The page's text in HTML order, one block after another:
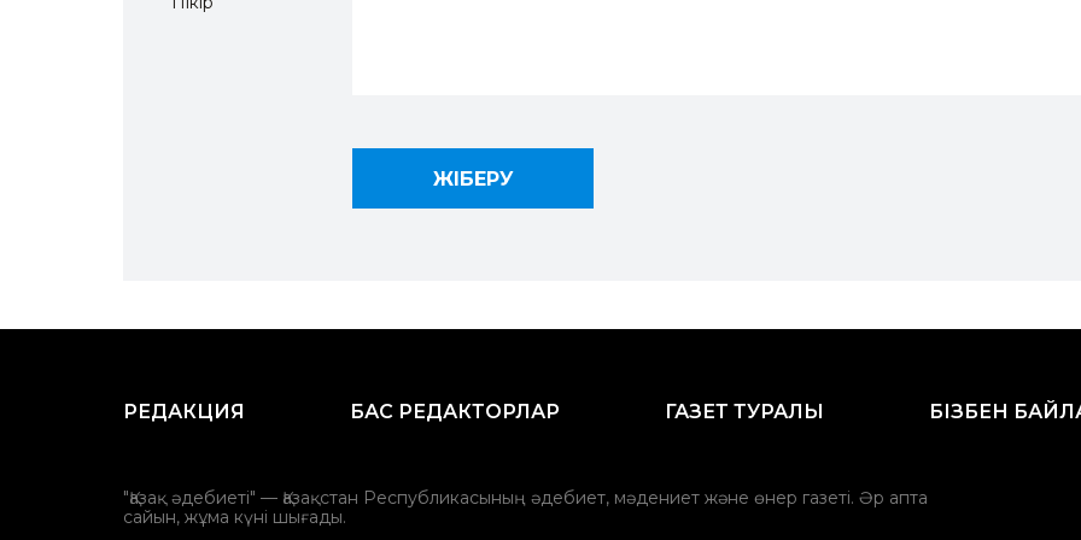
РЕДАКЦИЯ БАС РЕДАКТОРЛАР ГАЗЕТ ТУРАЛЫ БІЗБЕН
"Қазақ әдебиеті" — Қазақстан Республикасының әдебиет, мәдениет және өнер газеті. Әр апта
сайын, жұма күні шығады.